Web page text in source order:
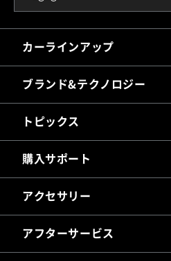
カーラインアップ
ブランド&テクノロジー
トピックス
購入サポート
アクセサリー
アフターサービス